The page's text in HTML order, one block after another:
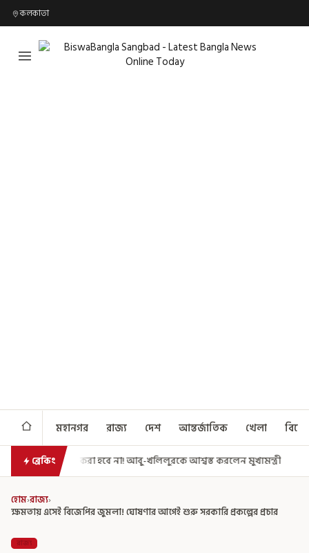
কলকাতা
মহানগর রাজ্য দেশ আন্তর্জাতিক খেলা
ব্রেকিং
না! আবু-খলিলুরকে আশ্বস্ত করলেন মুখ্যমন্ত্রী এগিয়ে গেল আরও একধাপ,
হোম›রাজ্য›
ক্ষমতায় এসেই বিজেপির জুমলা! ঘোষণার আগেই শুরু সরকারি প্রকল্পের প্রচার
রাজ্য